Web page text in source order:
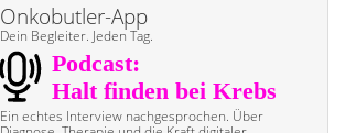
Onkobutler-App
Dein Begleiter. Jeden Tag.
Ein echtes Interview nach­gesprochen. Über